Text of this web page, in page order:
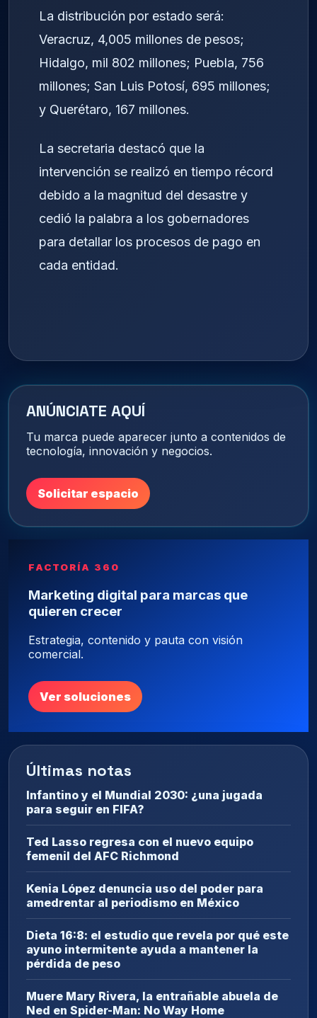
La distribución por estado será:
Veracruz, 4,005 millones de pesos;
Hidalgo, mil 802 millones; Puebla, 756
millones; San Luis Potosí, 695 millones;
y Querétaro, 167 millones.
La secretaria destacó que la
intervención se realizó en tiempo récord
debido a la magnitud del desastre y
cedió la palabra a los gobernadores
para detallar los procesos de pago en
cada entidad.
ANÚNCIATE AQUÍ
Tu marca puede aparecer junto a contenidos de
tecnología, innovación y negocios.
Solicitar espacio
FACTORÍA 360
Marketing digital para marcas que
quieren crecer
Estrategia, contenido y pauta con visión
comercial.
Ver soluciones
Últimas notas
Infantino y el Mundial 2030: ¿una jugada
para seguir en FIFA?
Ted Lasso regresa con el nuevo equipo
femenil del AFC Richmond
Kenia López denuncia uso del poder para
amedrentar al periodismo en México
Dieta 16:8: el estudio que revela por qué este
ayuno intermitente ayuda a mantener la
pérdida de peso
Muere Mary Rivera, la entrañable abuela de
Ned en Spider-Man: No Way Home